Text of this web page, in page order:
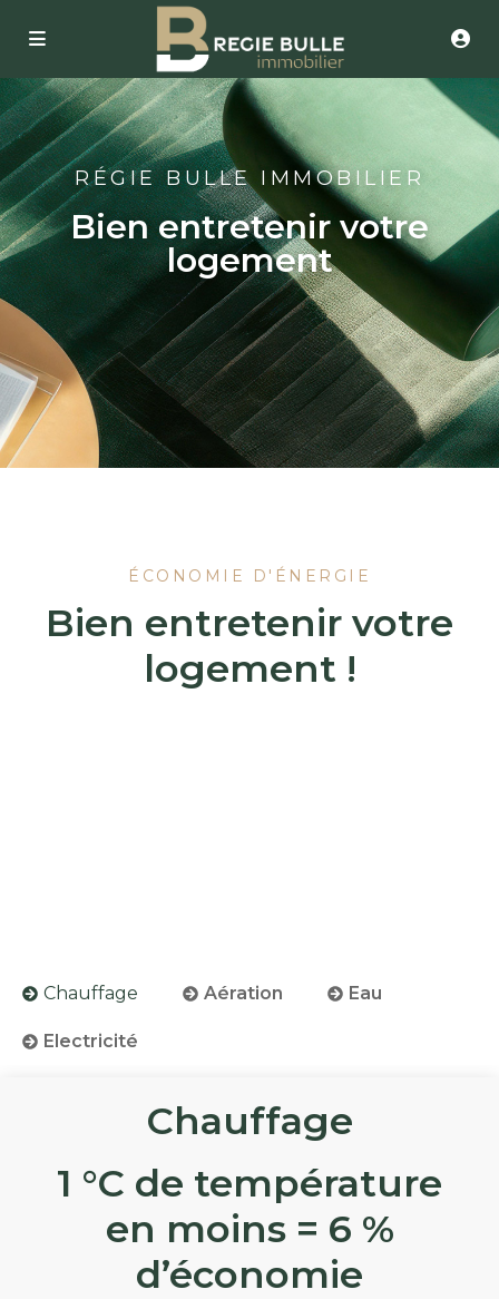
RÉGIE BULLE IMMOBILIER
Bien entretenir votre
logement
ÉCONOMIE D'ÉNERGIE
Bien entretenir votre
logement !
Chauffage Aération Eau
Electricité
Chauffage
1 °C de température
en moins = 6 %
d’économie